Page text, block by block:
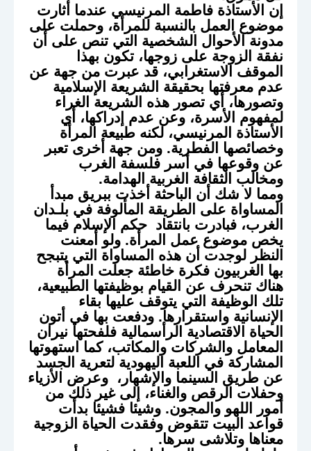
إن الأستاذة فاطمة المرنيسي عندما أثارت
موضوع العمل بالنسبة للمرأة، وحملت على
مدونة الأحوال الشخصية التي تنص على أن
نفقة الزوجة على زوجها، تكون بهذا
الموقف الاستغرابي، قد عبرت من جهة عن
عدم معرفتها بحقيقة الشريعة الإسلامية
وتصورها، أي تصور هذه الشريعة الغراء
لمفهوم الأسرة، وعن عدم إدراكها، أي
الأستاذة المرنيسي، لكنه طبيعة المرأة
وخصائصها الفطرية. ومن جهة أخرى تعبر
عن وقوعها في أسر فلسفة الغرب
ومخالب الثقافة الغربية الهدامة.
ومما لا شك أن الباحثة أخذت ببريق مبدأ
المساواة على الطريقة المألوفة في بلـدان
الغرب، فبادرت بانتقاد حكم الإسلام فيما
يخص موضوع عمل المرأة. ولو أمعنت
النظر لوجدت أن هذه المساواة التي يتبجح
بها الغربيون فكرة خاطئة جعلت المرأة
هناك تنحرف عن القيام بوظيفتها الطبيعية،
تلك الوظيفة التي يتوقف عليها بقاء
الإنسانية واستقرارها. ودفعت بها في أتون
الحياة الاقتصادية الرأسمالية فلفحتها نيران
المعامل والشركات والمكاتب، كما استهوتها
المشاركة في اللعبة اليهودية لتعرية الجسد
عن طريق السينما والإشهار، وعرض الأزياء
وحفلات الرقص والغناء، إلى غير ذلك من
أمور اللهو والمجون. وشيئا فشيئا بدأت
قواعد البيت تتقوض وفقدت الحياة الزوجية
معناها وتلاشى سرها.